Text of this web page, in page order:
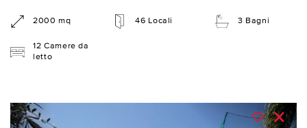
2000 mq 46 Locali 3 Bagni
12 Camere da
letto